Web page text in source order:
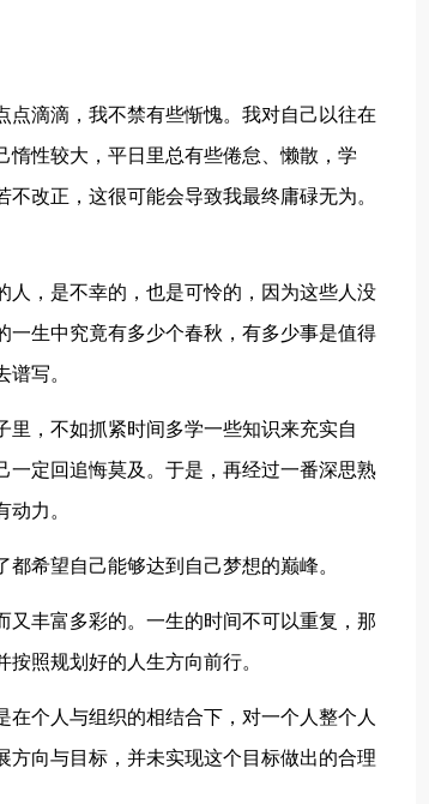
滴滴，我不禁有些惭愧。我对自己以往在
性较大，平日里总有些倦怠、懒散，学
改正，这很可能会导致我最终庸碌无为。
，是不幸的，也是可怜的，因为这些人没
生中究竟有多少个春秋，有多少事是值得
写。
，不如抓紧时间多学一些知识来充实自
一定回追悔莫及。于是，再经过一番深思熟
力。
希望自己能够达到自己梦想的巅峰。
丰富多彩的。一生的时间不可以重复，那
照规划好的人生方向前行。
个人与组织的相结合下，对一个人整个人
向与目标，并未实现这个目标做出的合理